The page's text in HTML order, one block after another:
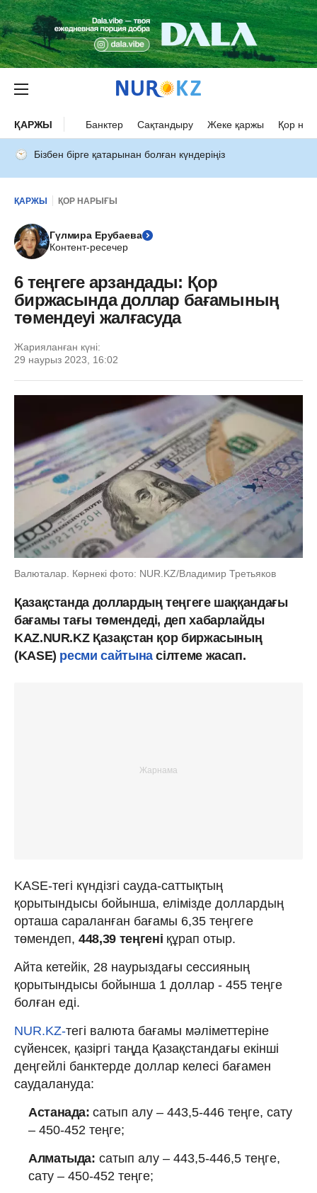
ҚАРЖЫ Банктер Сақтандыру Жеке қаржы Қор
Бізбен бірге қатарынан болған күндеріңіз
ҚАРЖЫ ҚОР НАРЫҒЫ
Гүлмира Ерубаева
Контент-ресечер
6 теңгеге арзандады: Қор
биржасында доллар бағамының
төмендеуі жалғасуда
Жарияланған күні:
29 наурыз 2023, 16:02
Валюталар. Көрнекі фото: NUR.KZ/Владимир Третьяков
Қазақстанда доллардың теңгеге шаққандағы
бағамы тағы төмендеді, деп хабарлайды
KAZ.NUR.KZ Қазақстан қор биржасының
(KASE) ресми сайтынасілтеме жасап.
KASE-тегі күндізгі сауда-саттықтың
қорытындысы бойынша, елімізде доллардың
орташа сараланған бағамы 6,35 теңгеге
төмендеп, 448,39 теңгені құрап отыр.
Айта кетейік, 28 наурыздағы сессияның
қорытындысы бойынша 1 доллар - 455 теңге
болған еді.
NUR.KZ-тегі валюта бағамы мәліметтеріне
сүйенсек, қазіргі таңда Қазақстандағы екінші
деңгейлі банктерде доллар келесі бағамен
саудалануда:
Астанада:сатып алу – 443,5-446 теңге, сату
– 450-452 теңге;
Алматыда: сатып алу – 443,5-446,5 теңге,
сату – 450-452 теңге;